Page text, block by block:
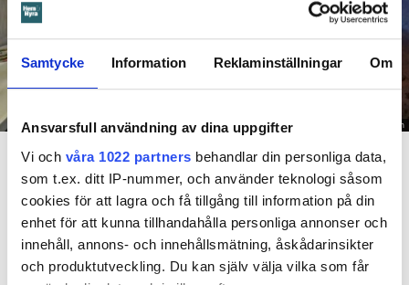
Samtycke Information Reklaminställningar Om
Ansvarsfull användning av dina uppgifter
Vi och våra 1022 partners behandlar din personliga data,
som t.ex. ditt IP-nummer, och använder teknologi såsom
cookies för att lagra och få tillgång till information på din
enhet för att kunna tillhandahålla personliga annonser och
innehåll, annons- och innehållsmätning, åskådarinsikter
och produktutveckling. Du kan själv välja vilka som får
Foto: Hyresnämnden
röda markeringarna) och orsakat rötskador i syllen.
Dela Tweeta
Hyresgästen har bott i lägenheten i skånska Båstad sedan
1995 men måste nu flytta sedan hans kontrakt prövats både